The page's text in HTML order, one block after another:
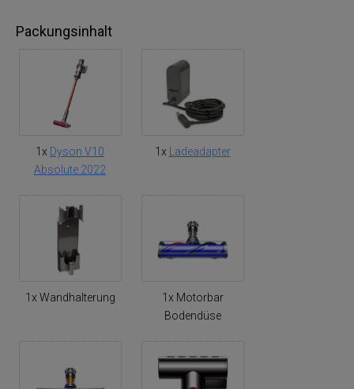
Packungsinhalt
1x Dyson V10
Absolute 2022
1x Ladeadapter
1x Wandhalterung
1x Motorbar
Bodendüse